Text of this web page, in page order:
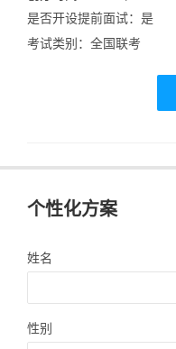
是否开设提前面试：是
考试类别：全国联考
个性化方案
姓名
性别